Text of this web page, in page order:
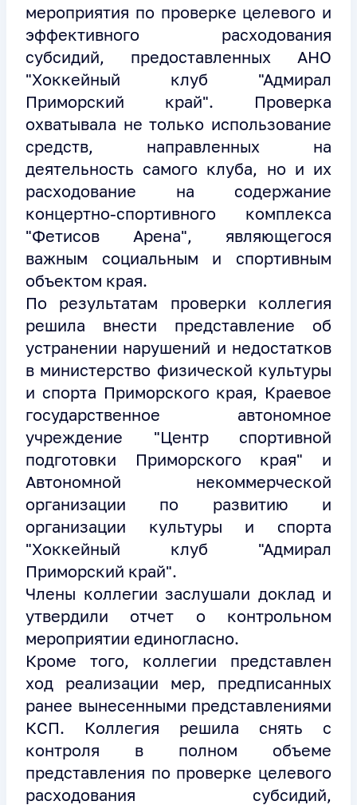
мероприятия по проверке целевого и
эффективного расходования
субсидий, предоставленных АНО
"Хоккейный клуб "Адмирал
Приморский край". Проверка
охватывала не только использование
средств, направленных на
деятельность самого клуба, но и их
расходование на содержание
концертно-спортивного комплекса
"Фетисов Арена", являющегося
важным социальным и спортивным
объектом края.
По результатам проверки коллегия
решила внести представление об
устранении нарушений и недостатков
в министерство физической культуры
и спорта Приморского края, Краевое
государственное автономное
учреждение "Центр спортивной
подготовки Приморского края" и
Автономной некоммерческой
организации по развитию и
организации культуры и спорта
"Хоккейный клуб "Адмирал
Приморский край".
Члены коллегии заслушали доклад и
утвердили отчет о контрольном
мероприятии единогласно.
Кроме того, коллегии представлен
ход реализации мер, предписанных
ранее вынесенными представлениями
КСП. Коллегия решила снять с
контроля в полном объеме
представления по проверке целевого
расходования субсидий,